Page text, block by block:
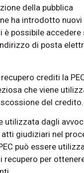
della pubblica
ha introdotto nuovi
è possibile accedere
di posta
crediti la
che viene
del credito.
utilizzata dagli
giudiziari nel
può essere
recupero per